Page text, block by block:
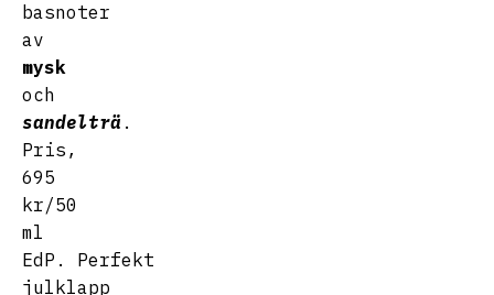
basnoter
av
mysk
och
sandelträ .
Pris,
695
kr/50
ml
EdP. Perfekt
julklapp